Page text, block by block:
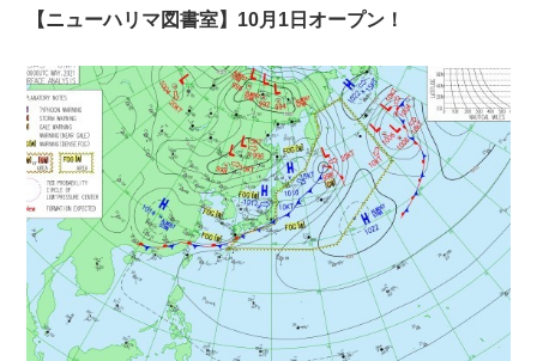
【ニューハリマ図書室】10月1日オープン！